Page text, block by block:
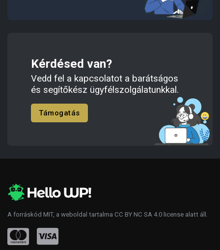
Kérdésed van?
Vedd fel a kapcsolatot a barátságos
és segítőkész ügyfélszolgálatunkkal.
Támogatás
A forráskód MIT, a weboldal tartalma CC BY NC SA 4.0 license alatt áll.